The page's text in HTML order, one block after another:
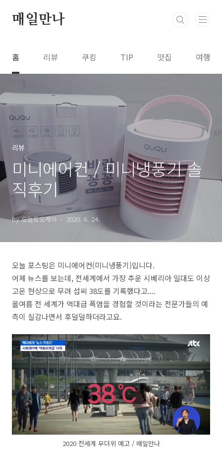
매일만나
홈 리뷰 쿠킹 TIP 맛집 여행
리뷰
미니에어컨 / 미니냉풍기 솔
직후기
by 오늘도오케이 2020. 6. 24.
오늘 포스팅은 미니에어컨(미니냉풍기)입니다.
어제 뉴스를 보는데, 전세계에서 가장 추운 시베리아 일대도 이상
고온 현상으로 무려 섭씨 38도를 기록했다고....
올여름 전 세계가 역대급 폭염을 경험할 것이라는 전문가들의 예
측이 실감나면서 후덜덜하더라고요.
2020 전세계 무더위 예고 / 매일만나